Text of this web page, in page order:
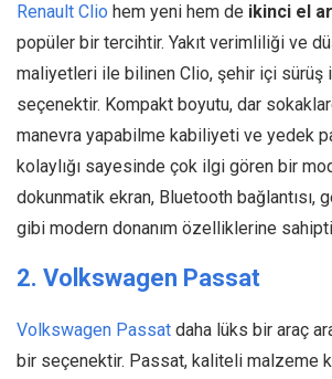
Renault Clio hem yeni hem de ikinci el
popüler bir tercihtir. Yakıt verimliliği ve
maliyetleri ile bilinen Clio, şehir içi sürüş
seçenektir. Kompakt boyutu, dar
manevra yapabilme kabiliyeti ve yedek
kolaylığı sayesinde çok ilgi gören bir
dokunmatik ekran, Bluetooth bağlantısı,
gibi modern donanım özelliklerine
2. Volkswagen Passat
Volkswagen Passat daha lüks bir araç
bir seçenektir. Passat, kaliteli malzeme